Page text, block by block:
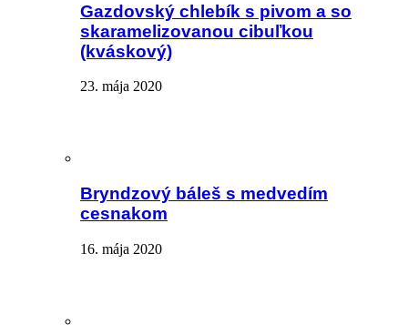
Gazdovský chlebík s pivom a so
skaramelizovanou cibuľkou
(kváskový)
23. mája 2020
Bryndzový báleš s medvedím
cesnakom
16. mája 2020